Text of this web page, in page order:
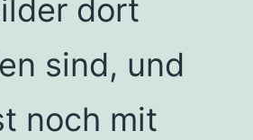
dort
sind, und
noch mit